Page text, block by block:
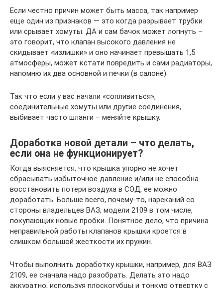
Если честно причин может быть масса, так например
еще один из признаков — это когда разрывает трубки
или срывает хомуты. ДА и сам бачок может лопнуть –
это говорит, что клапан высокого давления не
скидывает «излишки» и оно начинает превышать 1,5
атмосферы, может кстати повредить и сами радиаторы,
напомню их два основной и печки (в салоне).
Так что если у вас начали «сопливиться»,
соединительные хомуты или другие соединения,
выбивает часто шланги – меняйте крышку.
Доработка новой детали – что делать,
если она не функционирует?
Когда выясняется, что крышка упорно не хочет
сбрасывать избыточное давление и/или не способна
восстановить потери воздуха в СОД, ее можно
доработать. Больше всего, почему-то, нареканий со
стороны владельцев ВАЗ, модели 2109 в том числе,
покупающих новые пробки. Понятное дело, что причина
неправильной работы клапанов крышки кроется в
слишком большой жесткости их пружин.
Чтобы выполнить доработку крышки, например, для ВАЗ
2109, ее сначала надо разобрать. Делать это надо
аккуратно, используя плоскогубцы и тонкую отвертку с